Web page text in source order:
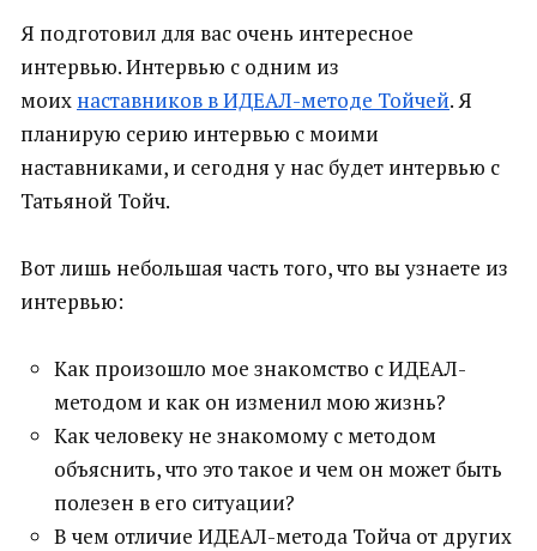
Я подготовил для вас очень интересное
интервью. Интервью с одним из
моих наставников в ИДЕАЛ-методе Тойчей. Я
планирую серию интервью с моими
наставниками, и сегодня у нас будет интервью с
Татьяной Тойч.
Вот лишь небольшая часть того, что вы узнаете из
интервью:
Как произошло мое знакомство с ИДЕАЛ-
методом и как он изменил мою жизнь?
Как человеку не знакомому с методом
объяснить, что это такое и чем он может быть
полезен в его ситуации?
В чем отличие ИДЕАЛ-метода Тойча от других